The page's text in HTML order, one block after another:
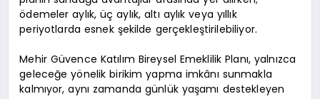
ödemeler aylık, üç aylık, altı aylık veya yıllık
periyotlarda esnek şekilde gerçekleştirilebiliyor.
Mehir Güvence Katılım Bireysel Emeklilik Planı, yalnızca
geleceğe yönelik birikim yapma imkânı sunmakla
kalmıyor, aynı zamanda günlük yaşamı destekleyen